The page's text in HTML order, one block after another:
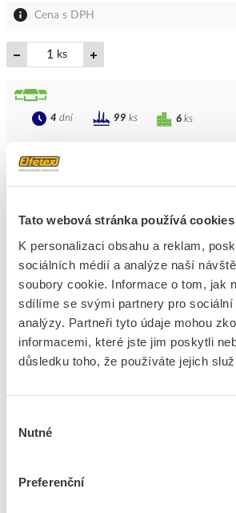
Tato webová stránka používá cookies
K personalizaci obsahu a reklam,
sociálních médií a analýze naší
soubory cookie. Informace o tom, jak
sdílíme se svými partnery pro sociální
analýzy. Partneři tyto údaje mohou
informacemi, které jste jim poskytli
důsledku toho, že používáte jejich
souhlasu
Nutné
Preferenční
Cena s DPH
ks
6 ks
4 dní 99 ks
EAN
Kód výrobce
07153
Cena s DPH
ks
Přidat k porovnání
KANLUX Svítidlo SUZI HR-